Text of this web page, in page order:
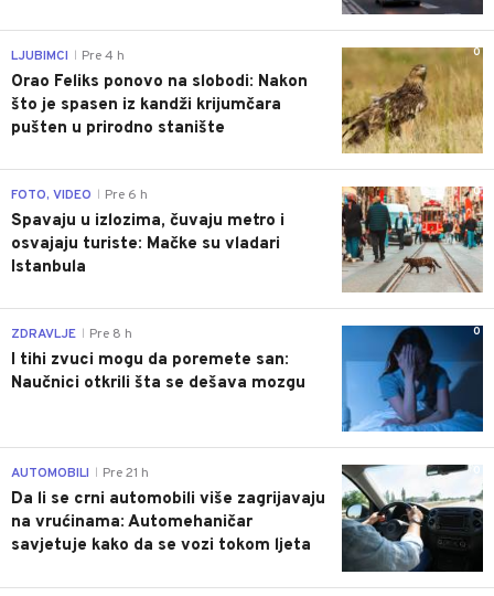
0
LJUBIMCI Pre 4 h
Orao Feliks ponovo na slobodi: Nakon
što je spasen iz kandži krijumčara
pušten u prirodno stanište
0
FOTO, VIDEO Pre 6 h
Spavaju u izlozima, čuvaju metro i
osvajaju turiste: Mačke su vladari
Istanbula
0
ZDRAVLJE Pre 8 h
I tihi zvuci mogu da poremete san:
Naučnici otkrili šta se dešava mozgu
0
AUTOMOBILI Pre 21 h
Da li se crni automobili više zagrijavaju
na vrućinama: Automehaničar
savjetuje kako da se vozi tokom ljeta